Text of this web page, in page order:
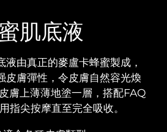
肌底液
液由真正的麥盧卡蜂蜜製成，
皮膚彈性，令皮膚自然容光煥
膚上薄薄地塗一層，搭配FAQ
尖按摩直至完全吸收。